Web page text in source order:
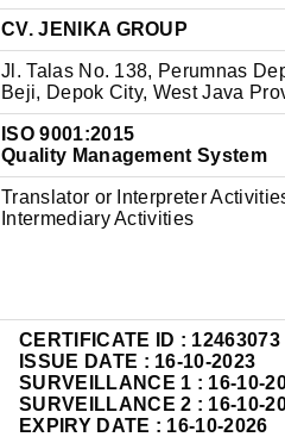
CV. JENIKA GROUP
Jl. Talas No. 138, Perumnas
Beji, Depok City, West Java
ISO 9001:2015
Quality Management System
Translator or Interpreter
Intermediary Activities
CERTIFICATE ID : 12463073
ISSUE DATE : 16-10-2023
SURVEILLANCE 1 : 16-10-
SURVEILLANCE 2 : 16-10-
EXPIRY DATE : 16-10-2026